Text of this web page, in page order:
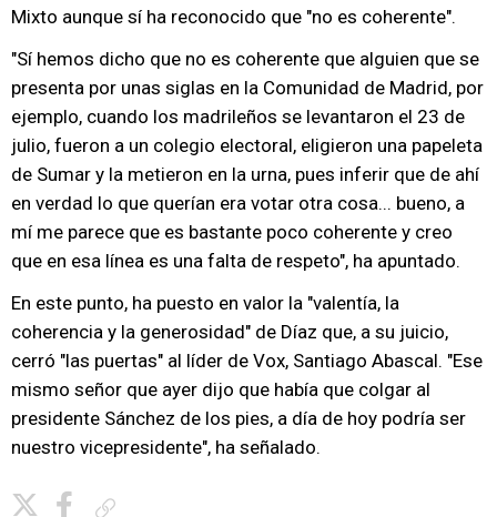
Mixto aunque sí ha reconocido que "no es coherente".
"Sí hemos dicho que no es coherente que alguien que se
presenta por unas siglas en la Comunidad de Madrid, por
ejemplo, cuando los madrileños se levantaron el 23 de
julio, fueron a un colegio electoral, eligieron una papeleta
de Sumar y la metieron en la urna, pues inferir que de ahí
en verdad lo que querían era votar otra cosa... bueno, a
mí me parece que es bastante poco coherente y creo
que en esa línea es una falta de respeto", ha apuntado.
En este punto, ha puesto en valor la "valentía, la
coherencia y la generosidad" de Díaz que, a su juicio,
cerró "las puertas" al líder de Vox, Santiago Abascal. "Ese
mismo señor que ayer dijo que había que colgar al
presidente Sánchez de los pies, a día de hoy podría ser
nuestro vicepresidente", ha señalado.